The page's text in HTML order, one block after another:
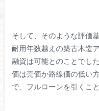
そして、そのような評価
耐用年数越えの築古木造
融資は可能とのことでし
価は売価か路線価の低い
で、フルローンを引くこ